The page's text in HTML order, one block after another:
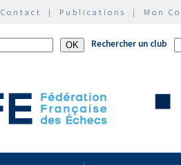
Contact | Publications | Mon
Rechercher un club